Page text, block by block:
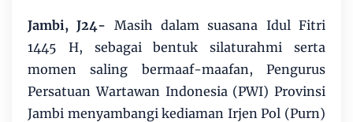
Jambi, J24- Masih dalam suasana Idul Fitri
1445 H, sebagai bentuk silaturahmi serta
momen saling bermaaf-maafan, Pengurus
Persatuan Wartawan Indonesia (PWI) Provinsi
Jambi menyambangi kediaman Irjen Pol (Purn)